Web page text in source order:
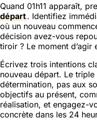
Quand 01h11 apparaît,
départ. Identifiez
où un nouveau
décision avez-vous
tiroir ? Le moment d’agir
Écrivez trois intentions
nouveau départ. Le
détermination, pas aux
objectifs au présent,
réalisation, et engagez-
concrète dans les 24